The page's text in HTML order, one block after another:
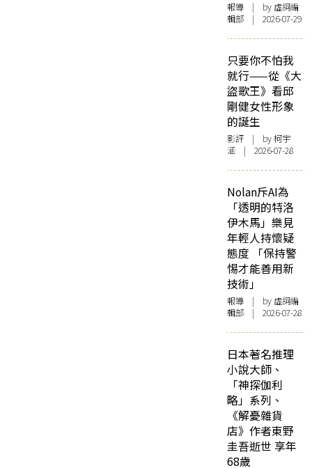
報導 | by 虛詞編
輯部 | 2026-07-29
只要你不怕我
就行——從《大
盜歌王》看邱
剛健女性形象
的誕生
影評 | by 柯宇
涵 | 2026-07-28
Nolan斥AI為
「透明的特洛
伊木馬」樂見
年輕人持懷疑
態度 「保持警
惕才能善用新
技術」
報導 | by 虛詞編
輯部 | 2026-07-28
日本著名推理
小說大師、
「神探伽利
略」系列、
《解憂雜貨
店》作者東野
圭吾逝世 享年
68歲